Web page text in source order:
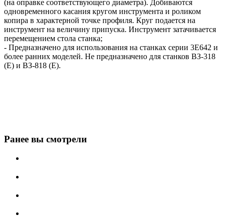
(на оправке соответствующего диаметра). Добиваются
одновременного касания кругом инструмента и роликом
копира в характерной точке профиля. Круг подается на
инструмент на величину припуска. Инструмент затачивается
перемещением стола станка;
- Предназначено для использования на станках серии 3Е642 и
более ранних моделей. Не предназначено для станков ВЗ-318
(Е) и ВЗ-818 (Е).
Ранее вы смотрели